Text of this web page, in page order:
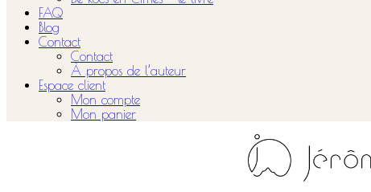
FAQ
Blog
Contact
Contact
À propos de l’auteur
Espace client
Mon compte
Mon panier